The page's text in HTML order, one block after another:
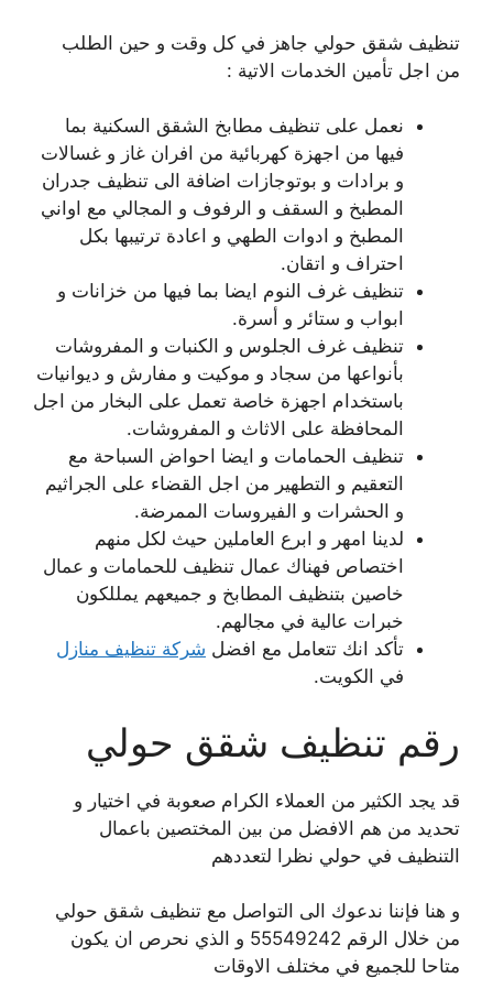
تنظيف شقق حولي جاهز في كل وقت و حين الطلب
من اجل تأمين الخدمات الاتية :
نعمل على تنظيف مطابخ الشقق السكنية بما
فيها من اجهزة كهربائية من افران غاز و غسالات
و برادات و بوتوجازات اضافة الى تنظيف جدران
المطبخ و السقف و الرفوف و المجالي مع اواني
المطبخ و ادوات الطهي و اعادة ترتيبها بكل
احتراف و اتقان.
تنظيف غرف النوم ايضا بما فيها من خزانات و
ابواب و ستائر و أسرة.
تنظيف غرف الجلوس و الكنبات و المفروشات
بأنواعها من سجاد و موكيت و مفارش و ديوانيات
باستخدام اجهزة خاصة تعمل على البخار من اجل
المحافظة على الاثاث و المفروشات.
تنظيف الحمامات و ايضا احواض السباحة مع
التعقيم و التطهير من اجل القضاء على الجراثيم
و الحشرات و الفيروسات الممرضة.
لدينا امهر و ابرع العاملين حيث لكل منهم
اختصاص فهناك عمال تنظيف للحمامات و عمال
خاصين بتنظيف المطابخ و جميعهم يمللكون
خبرات عالية في مجالهم.
تأكد انك تتعامل مع افضل شركة تنظيف منازل
في الكويت.
رقم تنظيف شقق حولي
قد يجد الكثير من العملاء الكرام صعوبة في اختيار و
تحديد من هم الافضل من بين المختصين باعمال
التنظيف في حولي نظرا لتعددهم
و هنا فإننا ندعوك الى التواصل مع تنظيف شقق حولي
من خلال الرقم 55549242 و الذي نحرص ان يكون
متاحا للجميع في مختلف الاوقات